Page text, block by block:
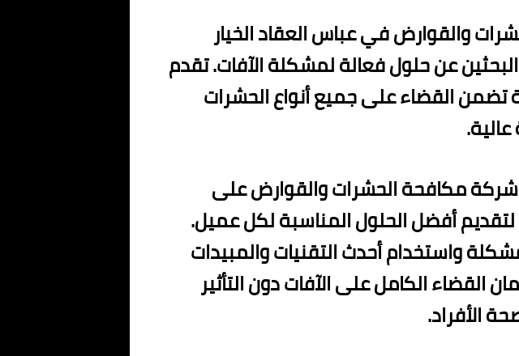
والقوارض في عباس العقاد الخيار
البحثين عن حلول فعالة لمشكلة الآفات. تقدم
القضاء على جميع أنواع الحشرات
مكافحة الحشرات والقوارض على
لتقديم أفضل الحلول المناسبة لكل عميل.
واستخدام أحدث التقنيات والمبيدات
القضاء الكامل على الآفات دون التأثير
الأفراد.